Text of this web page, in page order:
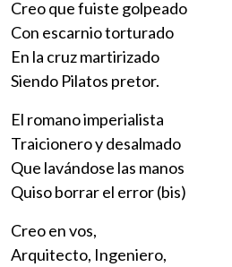
Creo que fuiste golpeado
Con escarnio torturado
En la cruz martirizado
Siendo Pilatos pretor.
El romano imperialista
Traicionero y desalmado
Que lavándose las manos
Quiso borrar el error (bis)
Creo en vos,
Arquitecto, Ingeniero,